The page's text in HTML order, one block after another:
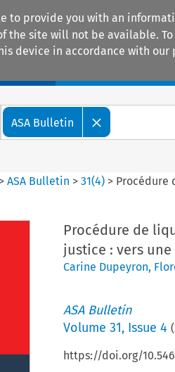
to provide you with an
the site will not be available.
device in accordance with our
ASA Bulletin
>ASA Bulletin >31(4) > Procédure
Procédure de
justice : vers
Carine Dupeyron,
ASA Bulletin
Volume 31, Issue 4 (
https://doi.org/